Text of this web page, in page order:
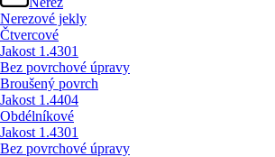
Nerezové jekly
Čtvercové
Jakost 1.4301
Bez povrchové úpravy
Broušený povrch
Jakost 1.4404
Obdélníkové
Jakost 1.4301
Bez povrchové úpravy